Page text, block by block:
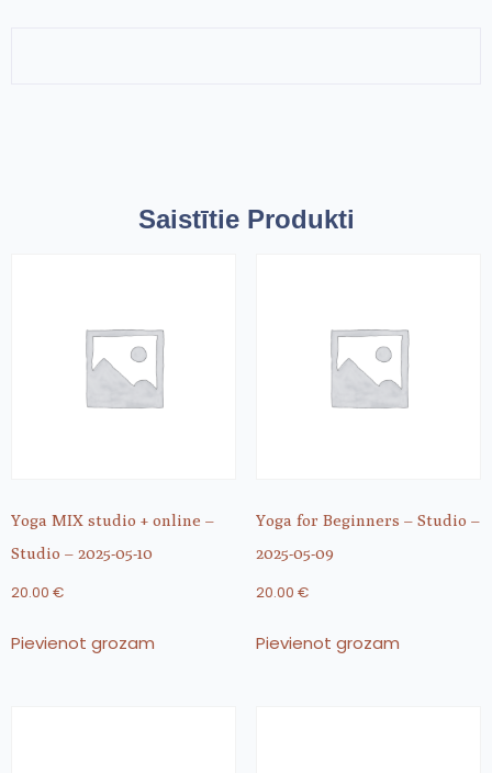
Saistītie Produkti
Yoga MIX studio + online –
Studio – 2025-05-10
20.00 €
Pievienot grozam
Yoga for Beginners – Studio –
2025-05-09
20.00 €
Pievienot grozam